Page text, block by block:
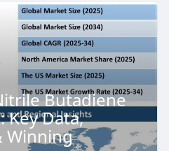
Butadiene
Key Data,
Winning